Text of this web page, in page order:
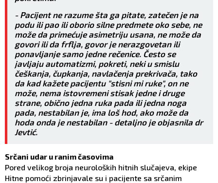
- Pacijent ne razume šta ga pitate, zatečen je na
podu ili pao ili oborio silne predmete oko sebe, ne
može da primećuje asimetriju usana, ne može da
govori ili da frflja, govor je nerazgovetan ili
ponavljanje samo jedne rečenice. Često se
javljaju automatizmi, pokreti, neki u smislu
češkanja, čupkanja, navlačenja prekrivača, tako
da kad kažete pacijentu "stisni mi ruke", on ne
može, nema istovremeni stisak jedne i druge
strane, obično jedna ruka pada ili jedna noga
pada, nestabilan je, ima loš hod, ako može da
hoda onda je nestabilan - detaljno je objasnila dr
Jevtić.
Srčani udar u ranim časovima
Pored velikog broja neuroloških hitnih slučajeva, ekipe
Hitne pomoći zbrinjavale su i pacijente sa srčanim